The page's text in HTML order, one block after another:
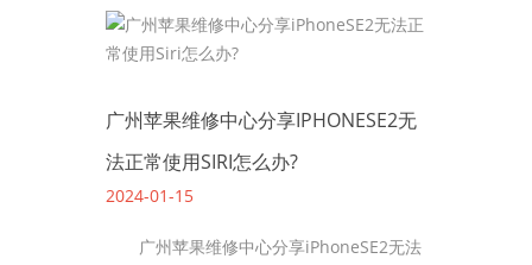
广州苹果维修中心分享IPHONESE2无
法正常使用SIRI怎么办?
2024-01-15
广州苹果维修中心分享iPhoneSE2无法